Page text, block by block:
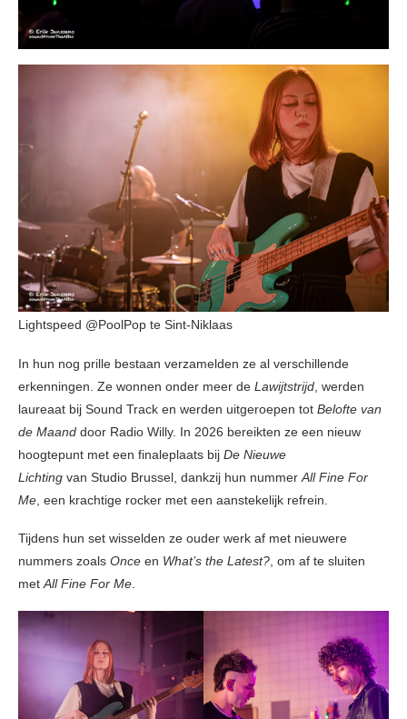
Lightspeed @PoolPop te Sint-Niklaas
In hun nog prille bestaan verzamelden ze al verschillende
erkenningen. Ze wonnen onder meer de Lawijtstrijd , werden
laureaat bij Sound Track en werden uitgeroepen tot Belofte van
de Maand door Radio Willy. In 2026 bereikten ze een nieuw
hoogtepunt met een finaleplaats bij De Nieuwe
Lichting van Studio Brussel, dankzij hun nummer All Fine For
Me , een krachtige rocker met een aanstekelijk refrein.
Tijdens hun set wisselden ze ouder werk af met nieuwere
nummers zoals Once en What’s the Latest? , om af te sluiten
met All Fine For Me